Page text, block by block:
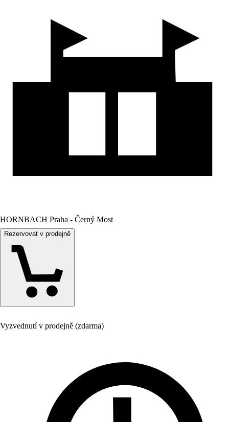
HORNBACH Praha - Černý Most
Rezervovat v prodejně
Vyzvednutí v prodejně (zdarma)